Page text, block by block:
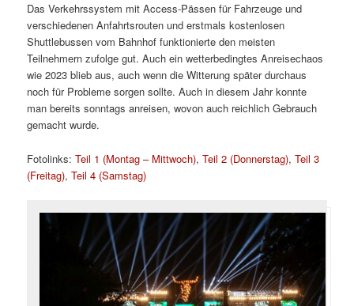
Das Verkehrssystem mit Access-Pässen für Fahrzeuge und
verschiedenen Anfahrtsrouten und erstmals kostenlosen
Shuttlebussen vom Bahnhof funktionierte den meisten
Teilnehmern zufolge gut. Auch ein wetterbedingtes Anreisechaos
wie 2023 blieb aus, auch wenn die Witterung später durchaus
noch für Probleme sorgen sollte. Auch in diesem Jahr konnte
man bereits sonntags anreisen, wovon auch reichlich Gebrauch
gemacht wurde.
Fotolinks:Teil 1 (Montag – Mittwoch),Teil 2 (Donnerstag),Teil 3
(Freitag),Teil 4 (Samstag)